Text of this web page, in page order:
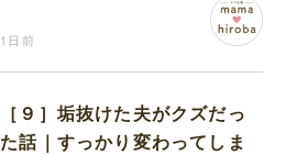
1日前
［９］垢抜けた夫がクズだっ
た話｜すっかり変わってしま